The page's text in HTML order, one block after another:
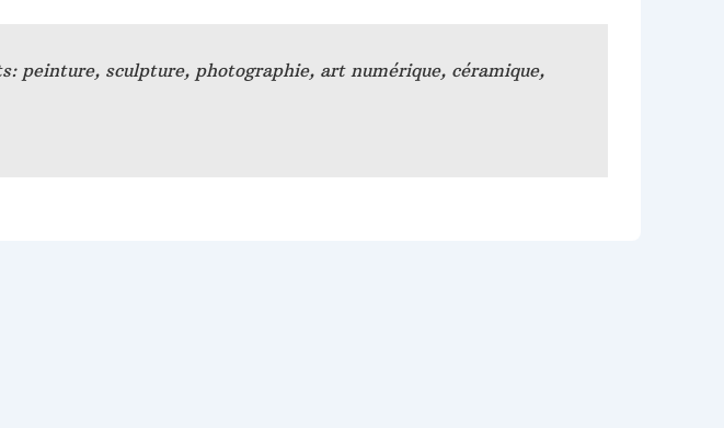
peinture, sculpture, photographie, art numérique, céramique,